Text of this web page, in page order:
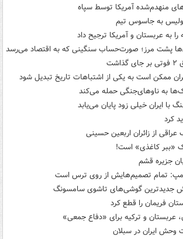
منهدم‌شده آمریکا توسط سپاه
به جاسوس تیم
به عربستان و آمریکا ترجیح داد
پشت مرز؛ صورت‌حساب سنگینی که به اقتصاد می‌رسد
ممکن است به یکی از اشتباهات تاریخ تبدیل شود
با ایران خیلی زود پایان می‌یابد
کرد
از زائران اربعین حسینی
«ببر کاغذی» است!
جزیره قشم
تمام تصمیم‌هایش از روی ترس است
جدیدترین گوشی‌های تاشوی سامسونگ
فریمان را قطع کرد
عربستان و ترکیه برای «دفاع جمعی»
وحش ایران در سبلان